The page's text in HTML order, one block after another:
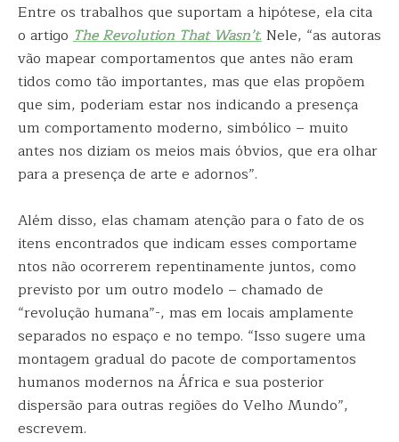
Entre os trabalhos que suportam a hipótese, ela cita
o artigo The Revolution That Wasn’t.Nele, “as autoras
vão mapear comportamentos que antes não eram
tidos como tão importantes, mas que elas propõem
que sim, poderiam estar nos indicando a presença
um comportamento moderno, simbólico – muito
antes nos diziam os meios mais óbvios, que era olhar
para a presença de arte e adornos”.
Além disso, elas chamam atenção para o fato de os
itens encontrados que indicam esses comportame
ntos não ocorrerem repentinamente juntos, como
previsto por um outro modelo – chamado de
“revolução humana”-, mas em locais amplamente
separados no espaço e no tempo. “Isso sugere uma
montagem gradual do pacote de comportamentos
humanos modernos na África e sua posterior
dispersão para outras regiões do Velho Mundo”,
escrevem.